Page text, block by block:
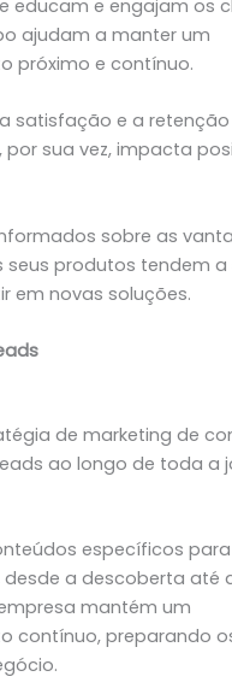
educam e engajam os
ajudam a manter um
próximo e contínuo.
satisfação e a
por sua vez, impacta
sobre as
seus produtos tendem a
em novas soluções.
de marketing de
ao longo de toda a
específicos
a descoberta até
mantém um
contínuo, preparando